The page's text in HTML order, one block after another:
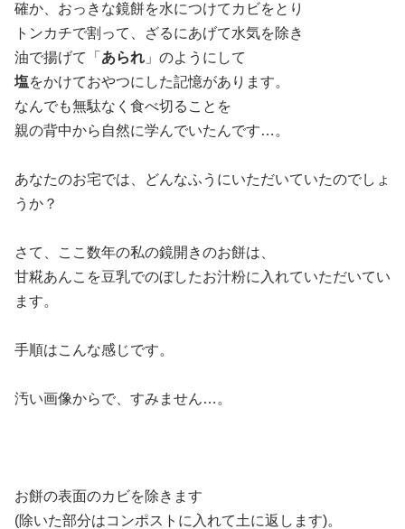
確か、おっきな鏡餅を水につけてカビをとり
トンカチで割って、ざるにあげて水気を除き
油で揚げて「 あられ 」のようにして
塩をかけておやつにした記憶があります。
なんでも無駄なく食べ切ることを
親の背中から自然に学んでいたんです…。
あなたのお宅では、どんなふうにいただいていたのでしょ
うか？
さて、ここ数年の私の鏡開きのお餅は、
甘糀あんこを豆乳でのぼしたお汁粉に入れていただいてい
ます。
手順はこんな感じです。
汚い画像からで、すみません…。
お餅の表面のカビを除きます
(除いた部分はコンポストに入れて土に返します)。